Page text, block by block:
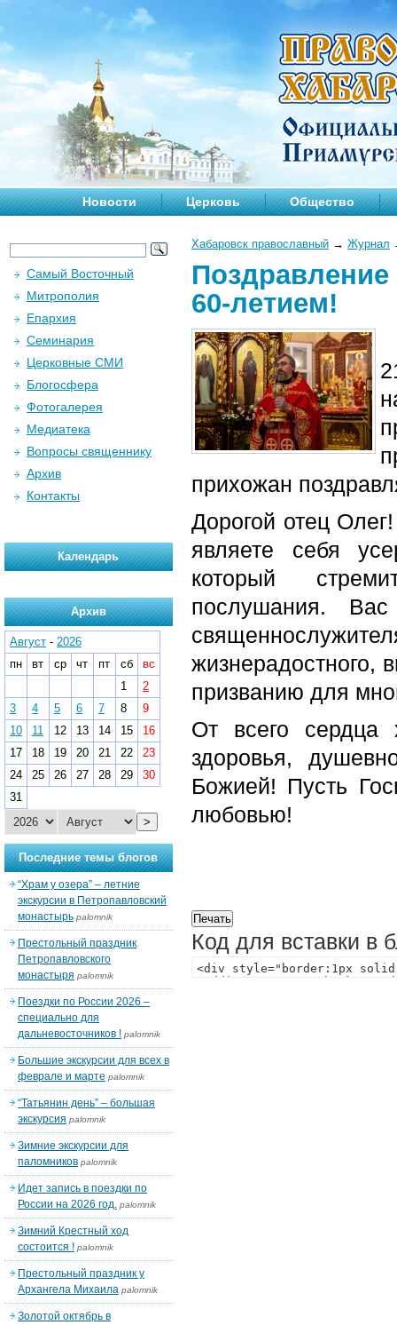
Новости Церковь Общество
Хабаровск православный → Журнал
60-летием!
прихожан
Дорогой отец
являете себя
который
послушания.
жизнерадостного,
призванию для
От всего сердца
здоровья,
Божией! Пусть
любовью!
Код для вставки в
Самый Восточный
Митрополия
Епархия
Семинария
Церковные СМИ
Блогосфера
Фотогалерея
Медиатека
Вопросы священнику
Архив
Контакты
Календарь
Архив
Август - 2026
пн
вт ср чт пт сб
вс
1
2
3
4 5 6 7 8
9
10
11 12 13 14 15
16
17
18 19 20 21 22
23
24
25 26 27 28 29
30
31
>
Последние темы блогов
“Храм у озера” – летние
экскурсии в Петропавловский
монастырь palomnik
Престольный праздник
Петропавловского
монастыря palomnik
Поездки по России 2026 –
специально для
дальневосточников ! palomnik
Большие экскурсии для всех в
феврале и марте palomnik
“Татьянин день” – большая
экскурсия palomnik
Зимние экскурсии для
паломников palomnik
Идет запись в поездки по
России на 2026 год. palomnik
Зимний Крестный ход
состоится ! palomnik
Престольный праздник у
Архангела Михаила palomnik
Золотой октябрь в